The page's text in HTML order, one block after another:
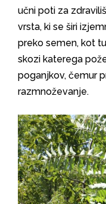
učni poti za
vrsta, ki se širi
preko semen, kot
skozi katerega
poganjkov, čemur
razmnoževanje.